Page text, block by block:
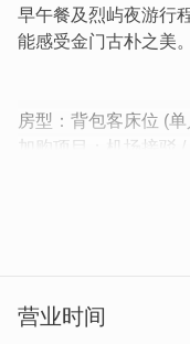
早午餐及烈屿夜游行
能感受金门古朴之美
房型：背包客床位 (单
加购项目：机场接驳
主人用心打理公共空
受质感体验，给你难
营业时间